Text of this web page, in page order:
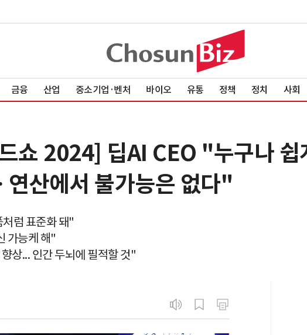
금융 산업 중소기업·벤처 바이오 유통 정책 정치 사회
쇼 2024] 딥AI CEO "누구나
산에서 불가능은 없다"
럼 표준화 돼"
가능케 해"
상... 인간 두뇌에 필적할 것"